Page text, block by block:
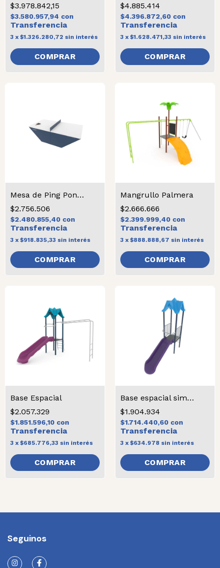
$3.978.842,15
$3.580.957,94 con
3 x $1.326.280,72 sin interés
$4.885.414
$4.396.872,60 con
3 x $1.628.471,33 sin interés
Mesa de Ping Pong reforzada
$2.756.506
$2.480.855,40 con
3 x $918.835,33 sin interés
Mangrullo Palmera
$2.666.666
$2.399.999,40 con
3 x $888.888,67 sin interés
Base Espacial
$2.057.329
$1.851.596,10 con
3 x $685.776,33 sin interés
Base espacial simple
$1.904.934
$1.714.440,60 con
3 x $634.978 sin interés
Seguinos